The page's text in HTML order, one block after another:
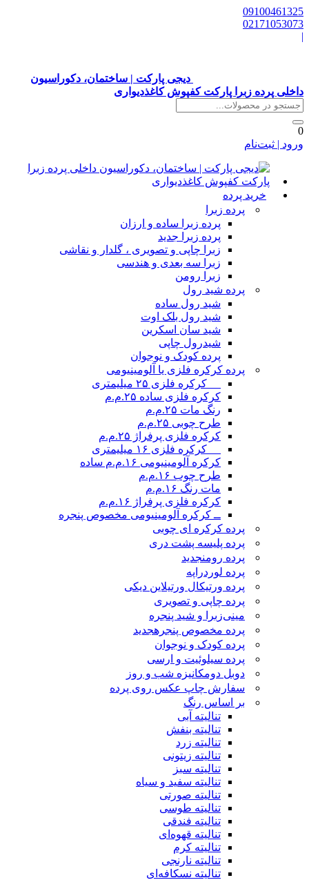
دیجی پارکت | ساختمان، دکوراسیون
پرده زبرا پارکت کفپوش کاغذدیواری
| ثبت‌نام
خرید پرده
پرده زبرا
پرده زبرا ساده و ارزان
پرده زبرا جدید
زبرا چاپی و تصویری ، گلدار و نقاشی
زبرا سه بعدی و هندسی
زبرا رومن
پرده شید رول
شید رول ساده
شید رول بلک اوت
شید سان اسکرین
شیدرول چاپی
پرده کودک و نوجوان
پرده کرکره فلزی یا آلومینیومی
__ کرکره فلزی ۲۵ میلیمتری
کرکره فلزی ساده ۲۵.م.م
رنگ مات ۲۵.م.م
طرح چوبی ۲۵.م.م
کرکره فلزی پرفراژ ۲۵.م.م
__ کرکره فلزی ۱۶ میلیمتری
کرکره آلومینیومی ۱۶.م.م ساده
طرح چوب ۱۶.م.م
مات رنگ ۱۶.م.م
کرکره فلزی پرفراژ ۱۶.م.م
ــ کرکره آلومینیومی مخصوص پنجره
پرده کرکره ای چوبی
پرده پلیسه پشت دری
پرده رومنجدید
پرده لوردراپه
پرده ورتیکال ورتیلاین دیکی
پرده چاپی و تصویری
مینی‌زبرا و شید پنجره
پرده مخصوص پنجره جدید
پرده کودک و نوجوان
پرده سیلوئیت و ارسی
دوبل دومکانیزه شب و روز
سفارش چاپ عکس روی پرده
بر اساس رنگ
تنالیته آبی
تنالیته بنفش
تنالیته زرد
تنالیته زیتونی
تنالیته سبز
تنالیته سفید و سیاه
تنالیته صورتی
تنالیته طوسی
تنالیته فندقی
تنالیته قهوه‌ای
تنالیته کرم
تنالیته نارنجی
تنالیته نسکافه‌ای